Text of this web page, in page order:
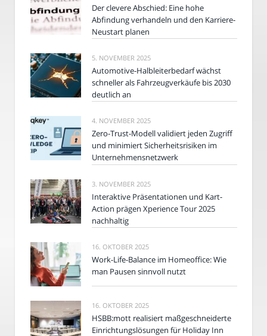
Der clevere Abschied: Eine hohe
Abfindung verhandeln und den Karriere-
Neustart planen
5. NOVEMBER 2025
Automotive-Halbleiterbedarf wächst
schneller als Fahrzeugverkäufe bis 2030
deutlich an
4. NOVEMBER 2025
Zero-Trust-Modell validiert jeden Zugriff
und minimiert Sicherheitsrisiken im
Unternehmensnetzwerk
3. NOVEMBER 2025
Interaktive Präsentationen und Kart-
Action prägen Xperience Tour 2025
nachhaltig
16. OKTOBER 2025
Work-Life-Balance im Homeoffice: Wie
man Pausen sinnvoll nutzt
16. OKTOBER 2025
HSBB:mott realisiert maßgeschneiderte
Einrichtungslösungen für Holiday Inn